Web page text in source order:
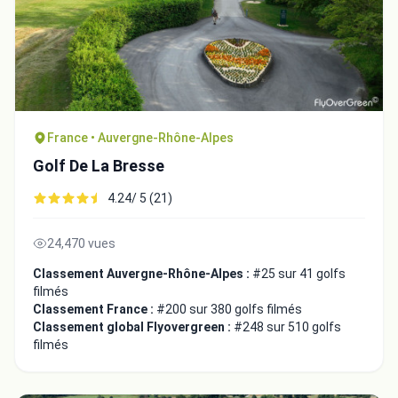
France • Auvergne-Rhône-Alpes
Golf De La Bresse
4.24/ 5 (21)
24,470 vues
Classement Auvergne-Rhône-Alpes : #25 sur 41 golfs
filmés
Classement France : #200 sur 380 golfs filmés
Classement global Flyovergreen : #248 sur 510 golfs
filmés